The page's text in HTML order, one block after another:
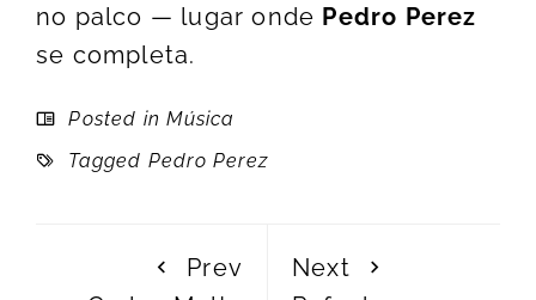
no palco — lugar onde Pedro Perez
se completa.
Posted inMúsica
Tagged Pedro Perez
Prev
Next